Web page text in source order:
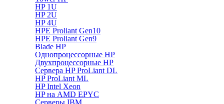
HP 1U
HP 2U
HP 4U
HPE Proliant Gen10
HPE Proliant Gen9
Blade HP
Однопроцессорные HP
Двухпроцессорные HP
Сервера HP ProLiant DL
HP ProLiant ML
HP Intel Xeon
HP на AMD EPYC
Серверы IBM